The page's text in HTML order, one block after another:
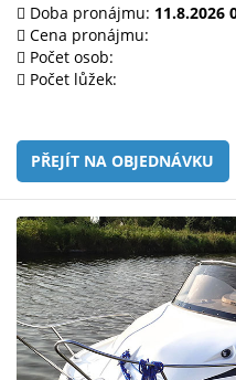
Doba pronájmu: 11.8.2026
Cena pronájmu:
Počet osob:
Počet lůžek:
PŘEJÍT NA OBJEDNÁVKU
mailem.
objednat
poukaz